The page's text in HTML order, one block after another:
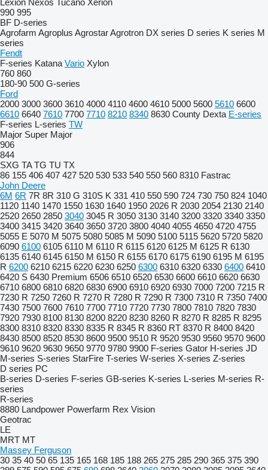
Lexion Nexos Tucano Xerion
990 995
BF D-series
Agrofarm Agroplus AgrostarAgrotron DX series D series K series M
series
Fendt
F-series Katana Vario Xylon
760 860
180-90 500 G-series
Ford
2000 3000 3600 3610 4000 4110 4600 4610 5000 5600 5610 6600
6610 6640 7610 7700 7710 8210 8340 8630 County Dexta E-series
F-series L-series TW
Major Super Major
906
844
SXG TA TG TU TX
86 155 406 407 427 520 530 533 540 550 560 8310 Fastrac
John Deere
6M 6R 7R 8R 310 G 310S K 331 410 550 590 724 730 750 824 1040
1120 1140 1470 1550 1630 1640 1950 2026 R 2030 2054 2130 2140
2520 2650 2850 3040 3045 R 3050 3130 3140 3200 3320 3340 3350
3400 3415 3420 3640 3650 3720 3800 4040 4055 4650 4720 4755
5055 E 5070 M 5075 5080 5085 M 5090 5100 5115 5620 5720 5820
6090 6100 6105 6110 M 6110 R 6115 6120 6125 M 6125 R 6130
6135 6140 6145 6150 M 6150 R 6155 6170 6175 6190 6195 M 6195
R 6200 6210 6215 6220 6230 6250 6300 6310 6320 6330 6400 6410
6420 S 6430 Premium 6506 6510 6520 6530 6600 6610 6620 6630
6710 6800 6810 6820 6830 6900 6910 6920 6930 7000 7200 7215 R
7230 R 7250 7260 R 7270 R 7280 R 7290 R 7300 7310 R 7350 7400
7430 7500 7600 7610 7700 7710 7720 7730 7800 7810 7820 7830
7920 7930 8100 8130 8200 8220 8230 8260 R 8270 R 8285 R 8295
8300 8310 8320 8330 8335 R 8345 R 8360 RT 8370 R 8400 8420
8430 8500 8520 8530 8600 9500 9510 R 9520 9530 9560 9570 9600
9610 9620 9630 9650 9770 9780 9900 F-series Gator H-series JD
M-series S-series StarFire T-series W-series X-series Z-series
D series PC
B-series D-series F-series GB-series K-series L-series M-series R-
series
R-series
8880 Landpower Powerfarm Rex Vision
Geotrac
LE
MRT MT
Massey Ferguson
30 35 40 50 65 135 165 168 185 188 265 275 285 290 365 375 390